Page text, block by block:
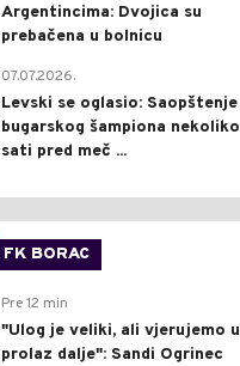
Argentincima: Dvojica su
prebačena u bolnicu
07.07.2026.
Levski se oglasio: Saopštenje
bugarskog šampiona nekoliko
sati pred meč ...
FK BORAC
Pre 12 min
"Ulog je veliki, ali vjerujemo u
prolaz dalje": Sandi Ogrinec